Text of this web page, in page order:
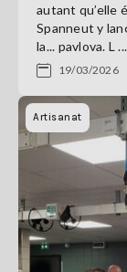
autant qu’elle
Spanneut y
la... pavlova. L ...
19/03/2026
Artisanat